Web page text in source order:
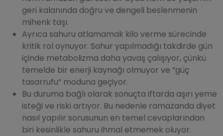
geri kalanında doğru ve dengeli beslenmenin
mihenk taşı.
Ayrıca sahuru atlamamak kilo verme sürecinde
kritik rol oynuyor. Sahur yapılmadığı takdirde gün
içinde metabolizma daha yavaş çalışıyor, çünkü
temelde bir enerji kaynağı olmuyor ve “güç
tasarrufu” moduna geçiyor.
Bu duruma bağlı olarak sonuçta iftarda aşırı yeme
isteği ve riski artıyor. Bu nedenle ramazanda diyet
nasıl yapılır sorusunun en temel cevaplarından
biri kesinlikle sahuru ihmal etmemek oluyor.